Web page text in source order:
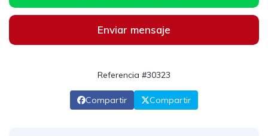
Enviar mensaje
Referencia #30323
Compartir Compartir